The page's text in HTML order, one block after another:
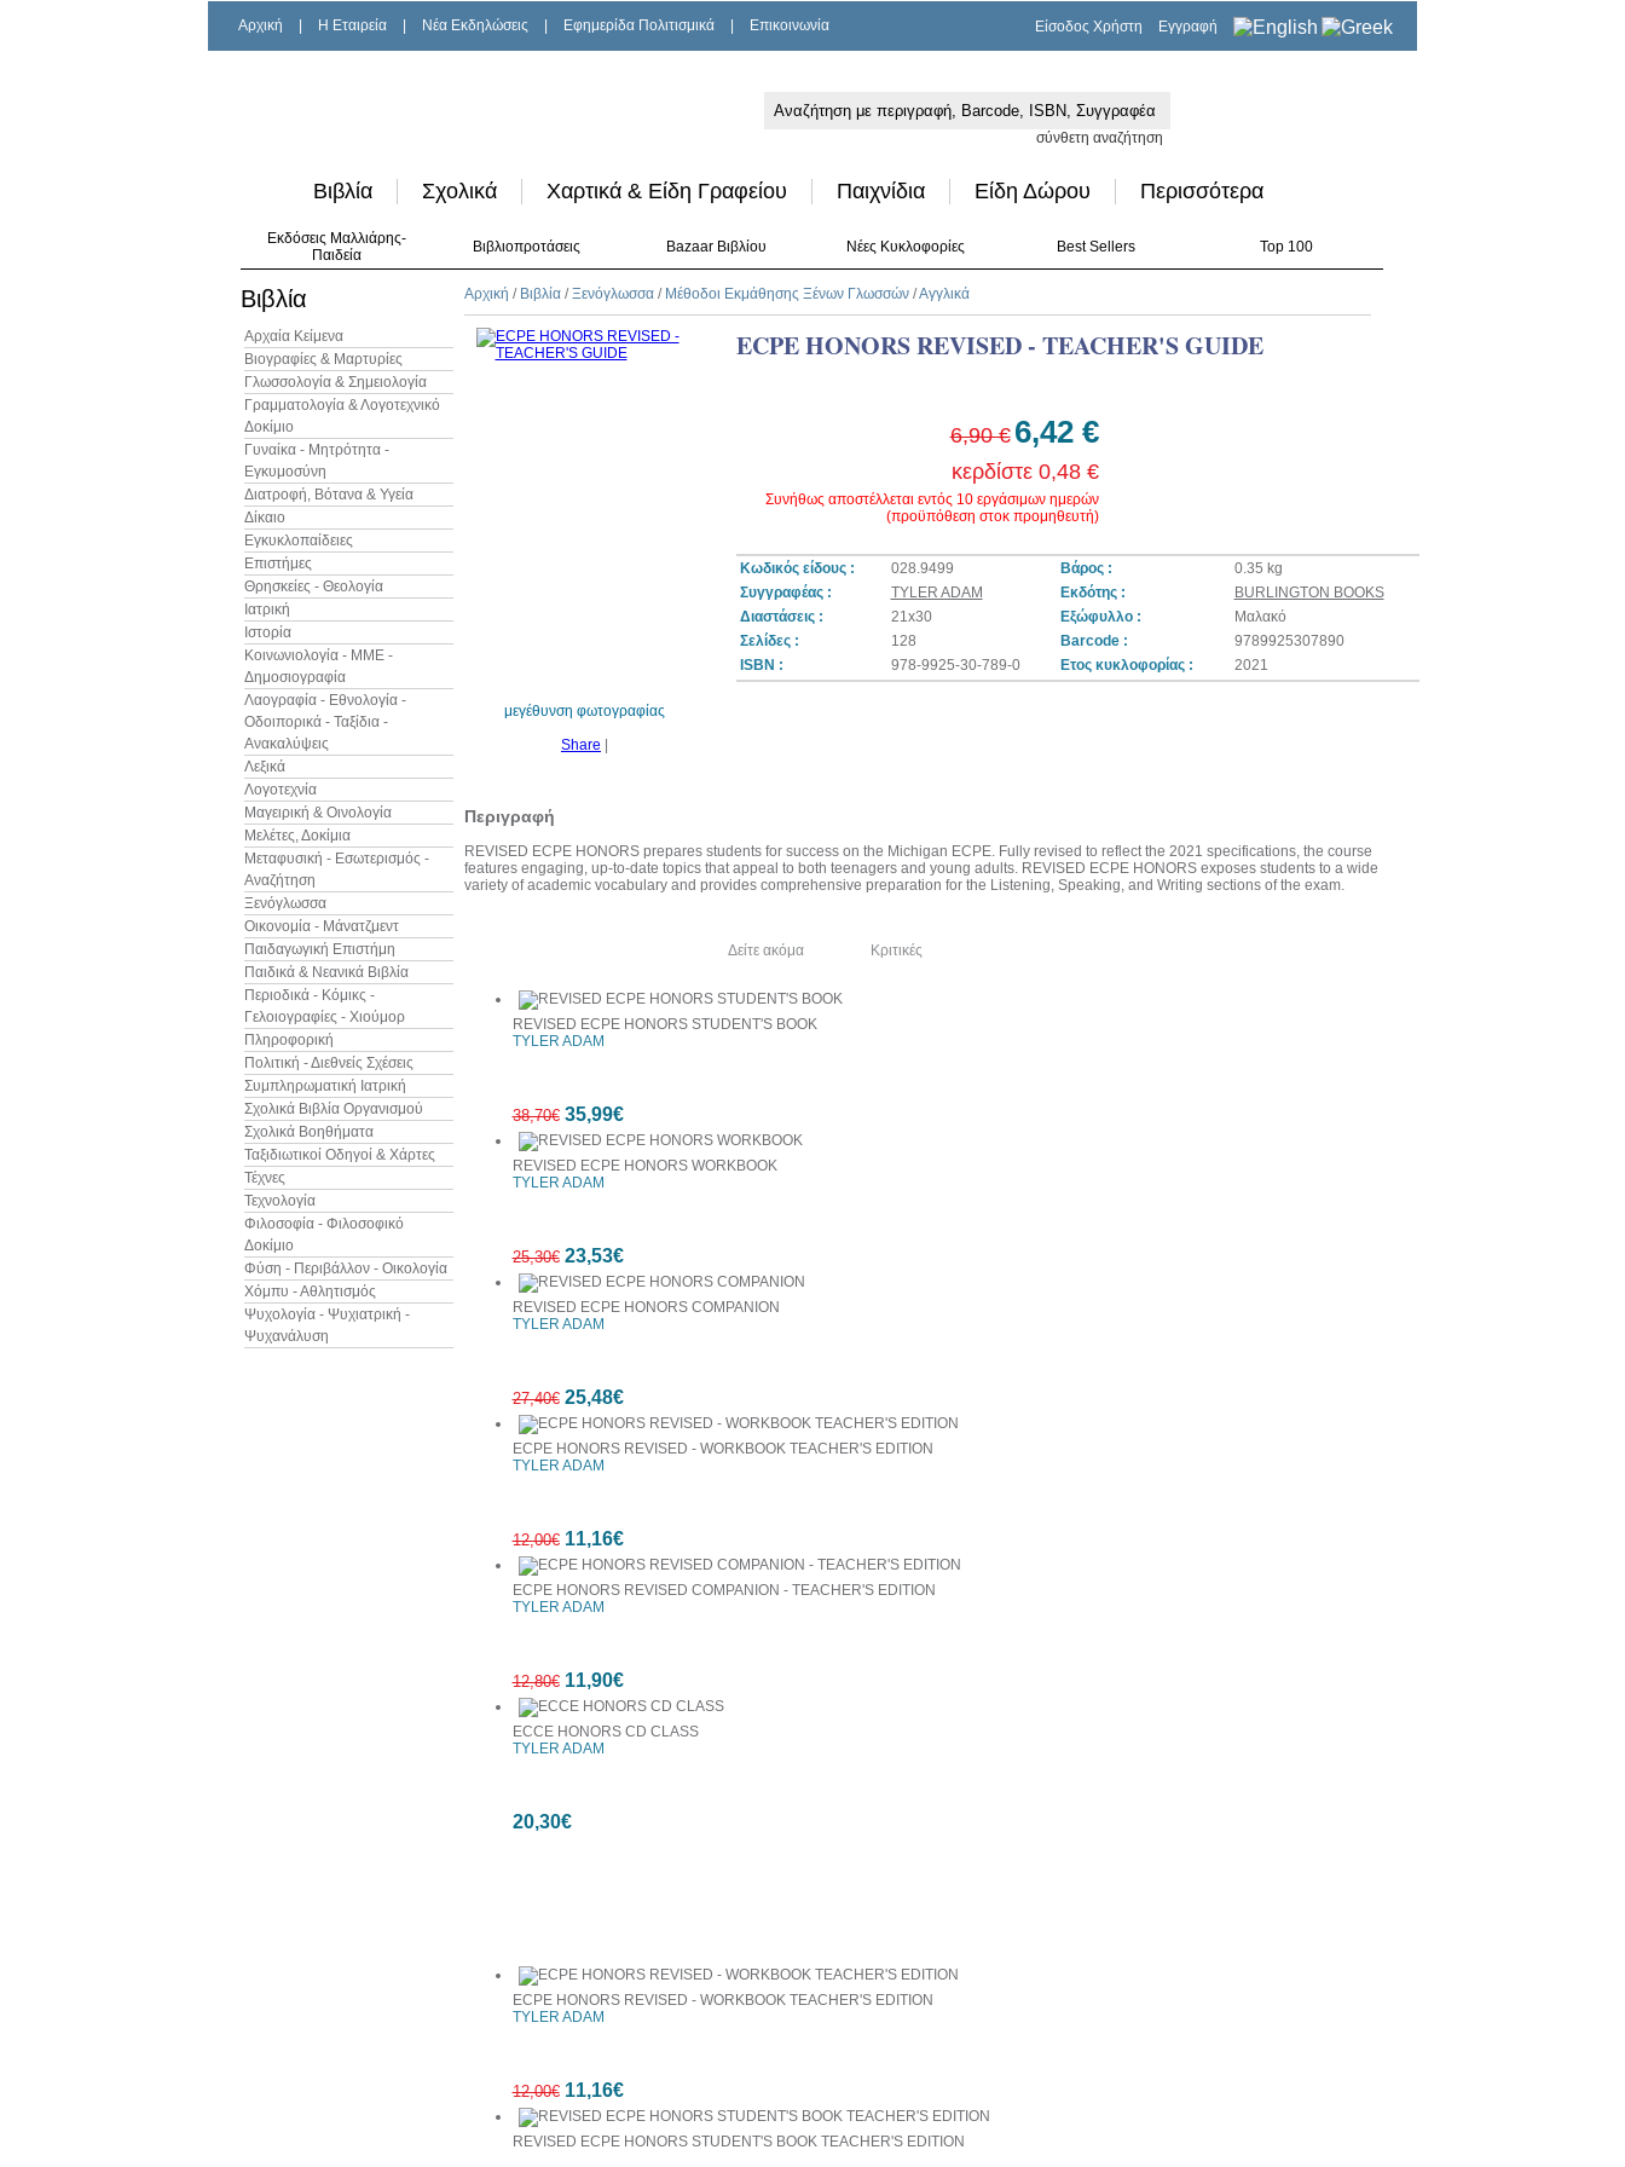
Αρχική H Εταιρεία Νέα Εκδηλώσεις Εφημερίδα Πολιτισμικά Επικοινωνία Είσοδος Χρήστη Εγγραφή
σύνθετη αναζήτηση
Βιβλία Σχολικά Χαρτικά & Είδη Γραφείου Παιχνίδια Είδη Δώρου Περισσότερα
Εκδόσεις Μαλλιάρης-
Παιδεία
Βιβλιοπροτάσεις Bazaar Βιβλίου Νέες Κυκλοφορίες Best Sellers Top 100
Βιβλία
Αρχαία Κείμενα
Βιογραφίες & Μαρτυρίες
Γλωσσολογία & Σημειολογία
Γραμματολογία & Λογοτεχνικό
Δοκίμιο
Γυναίκα - Μητρότητα -
Εγκυμοσύνη
Διατροφή, Βότανα & Υγεία
Δίκαιο
Εγκυκλοπαίδειες
Επιστήμες
Θρησκείες - Θεολογία
Ιατρική
Ιστορία
Κοινωνιολογία - ΜΜΕ -
Δημοσιογραφία
Λαογραφία - Εθνολογία -
Οδοιπορικά - Ταξίδια -
Ανακαλύψεις
Λεξικά
Λογοτεχνία
Μαγειρική & Οινολογία
Μελέτες, Δοκίμια
Μεταφυσική - Εσωτερισμός -
Αναζήτηση
Ξενόγλωσσα
Οικονομία - Μάνατζμεντ
Παιδαγωγική Επιστήμη
Παιδικά & Νεανικά Βιβλία
Περιοδικά - Κόμικς -
Γελοιογραφίες - Χιούμορ
Πληροφορική
Πολιτική - Διεθνείς Σχέσεις
Συμπληρωματική Ιατρική
Σχολικά Βιβλία Οργανισμού
Σχολικά Βοηθήματα
Ταξιδιωτικοί Οδηγοί & Χάρτες
Τέχνες
Τεχνολογία
Φιλοσοφία - Φιλοσοφικό
Δοκίμιο
Φύση - Περιβάλλον - Οικολογία
Χόμπυ - Αθλητισμός
Ψυχολογία - Ψυχιατρική -
Ψυχανάλυση
Αρχική / Βιβλία /Ξενόγλωσσα / Μέθοδοι Εκμάθησης Ξένων Γλωσσών /Αγγλικά
μεγέθυνση φωτογραφίας
Share
ECPE HONORS REVISED - TEACHER'S GUIDE
6,90 € 6,42 €
κερδίστε 0,48 €
Συνήθως αποστέλλεται εντός 10 εργάσιμων ημερών
(προϋπόθεση στοκ προμηθευτή)
Κωδικός είδους : 028.9499 Βάρος :
0.35 kg
Συγγραφέας :
TYLER ADAM Εκδότης :
BURLINGTON BOOKS
Διαστάσεις :
21x30 Εξώφυλλο :
Μαλακό
Σελίδες :
128 Barcode :
9789925307890
ISBN :
978-9925-30-789-0 Ετος κυκλοφορίας : 2021
Περιγραφή
REVISED ECPE HONORS prepares students for success on the Michigan ECPE. Fully revised to reflect the 2021 specifications, the course
features engaging, up-to-date topics that appeal to both teenagers and young adults. REVISED ECPE HONORS exposes students to a wide
variety of academic vocabulary and provides comprehensive preparation for the Listening, Speaking, and Writing sections of the exam.
Δείτε ακόμα Κριτικές
REVISED ECPE HONORS STUDENT'S BOOK
TYLER ADAM
38,70€ 35,99€
REVISED ECPE HONORS WORKBOOK
TYLER ADAM
25,30€ 23,53€
REVISED ECPE HONORS COMPANION
TYLER ADAM
27,40€ 25,48€
ECPE HONORS REVISED - WORKBOOK TEACHER'S EDITION
TYLER ADAM
12,00€ 11,16€
ECPE HONORS REVISED COMPANION - TEACHER'S EDITION
TYLER ADAM
12,80€ 11,90€
ECCE HONORS CD CLASS
TYLER ADAM
20,30€
ECPE HONORS REVISED - WORKBOOK TEACHER'S EDITION
TYLER ADAM
12,00€ 11,16€
REVISED ECPE HONORS STUDENT'S BOOK TEACHER'S EDITION